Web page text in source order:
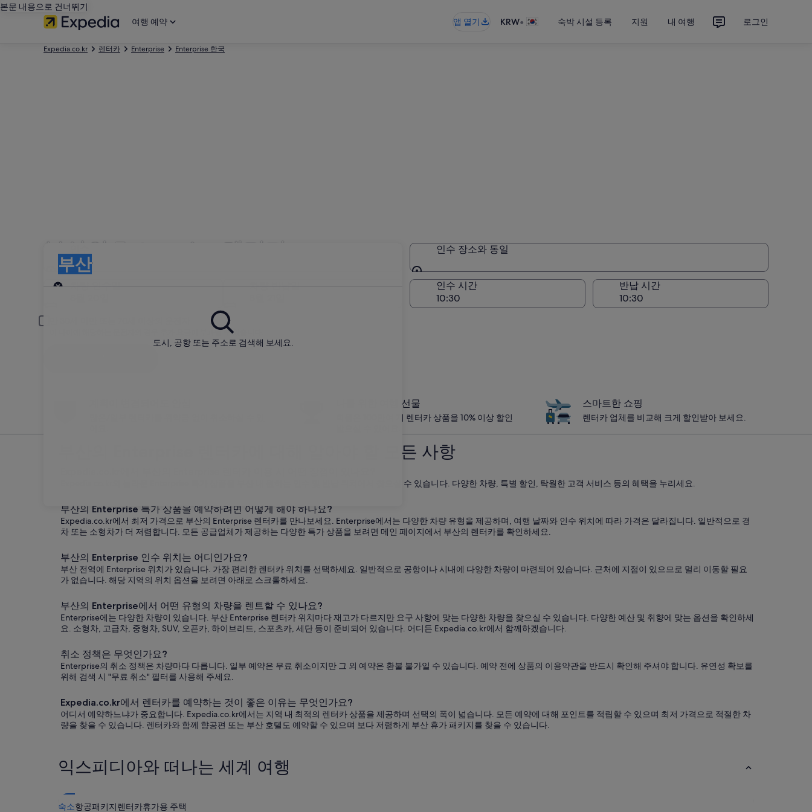
본문 내용으로 건너뛰기
여행 예약
앱 열기 KRW• 숙박 시설 등록 지원 내 여행 로그인
Expedia.co.kr 렌터카 Enterprise Enterprise 한국
부산의 Enterprise 렌터카
도시, 공항 또는 주소로 검색해 보세요.
부산
인수
인수 장소와 동일
인수 장소와 동일
인수 시간 반납 시간
이 나이에 해당하는 운전자의 경우 추가 요금이 부과될 수 있습니다.
나를 위한 여행 선물
회원은 100만여 개 렌터카 상품을 10% 이상 할인
스마트한 쇼핑
렌터카 업체를 비교해 크게 할인받아 보세요.
부산의 Enterprise 렌터카에 대해 알아야 할 모든 사항
Expedia.co.kr의 놀라운 Enterprise 특가 상품을 부산 내 원하는 인수 및 반납 위치에서 찾으실 수 있습니다. 다양한 차량, 특별 할인, 탁월한 고객 서비스 등의 혜택을 누리세요.
부산의 Enterprise 특가 상품을 예약하려면 어떻게 해야 하나요?
Expedia.co.kr에서 최저 가격으로 부산의 Enterprise 렌터카를 만나보세요. Enterprise에서는 다양한 차량 유형을 제공하며, 여행 날짜와 인수 위치에 따라 가격은 달라집니다. 일반적으로 경
차 또는 소형차가 더 저렴합니다. 모든 공급업체가 제공하는 다양한 특가 상품을 보려면 메인 페이지에서 부산의 렌터카를 확인하세요.
부산의 Enterprise 인수 위치는 어디인가요?
부산 전역에 Enterprise 위치가 있습니다. 가장 편리한 렌터카 위치를 선택하세요. 일반적으로 공항이나 시내에 다양한 차량이 마련되어 있습니다. 근처에 지점이 있으므로 멀리 이동할 필요
가 없습니다. 해당 지역의 위치 옵션을 보려면 아래로 스크롤하세요.
부산의 Enterprise에서 어떤 유형의 차량을 렌트할 수 있나요?
Enterprise에는 다양한 차량이 있습니다. 부산 Enterprise 렌터카 위치마다 재고가 다르지만 요구 사항에 맞는 다양한 차량을 찾으실 수 있습니다. 다양한 예산 및 취향에 맞는 옵션을 확인하세
요. 소형차, 고급차, 중형차, SUV, 오픈카, 하이브리드, 스포츠카, 세단 등이 준비되어 있습니다. 어디든 Expedia.co.kr에서 함께하겠습니다.
취소 정책은 무엇인가요?
Enterprise의 취소 정책은 차량마다 다릅니다. 일부 예약은 무료 취소이지만 그 외 예약은 환불 불가일 수 있습니다. 예약 전에 상품의 이용약관을 반드시 확인해 주셔야 합니다. 유연성 확보를
위해 검색 시 "무료 취소" 필터를 사용해 주세요.
Expedia.co.kr에서 렌터카를 예약하는 것이 좋은 이유는 무엇인가요?
어디서 예약하느냐가 중요합니다. Expedia.co.kr에서는 지역 내 최적의 렌터카 상품을 제공하며 선택의 폭이 넓습니다. 모든 예약에 대해 포인트를 적립할 수 있으며 최저 가격으로 적절한 차
량을 찾을 수 있습니다. 렌터카와 함께 향공편 또는 부산 호텔도 예약할 수 있으며 보다 저렴하게 부산 휴가 패키지를 찾을 수 있습니다.
익스피디아와 떠나는 세계 여행
숙소항공패키지렌터카휴가용 주택